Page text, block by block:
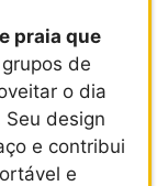
praia que
de
o dia
design
e contribui
e